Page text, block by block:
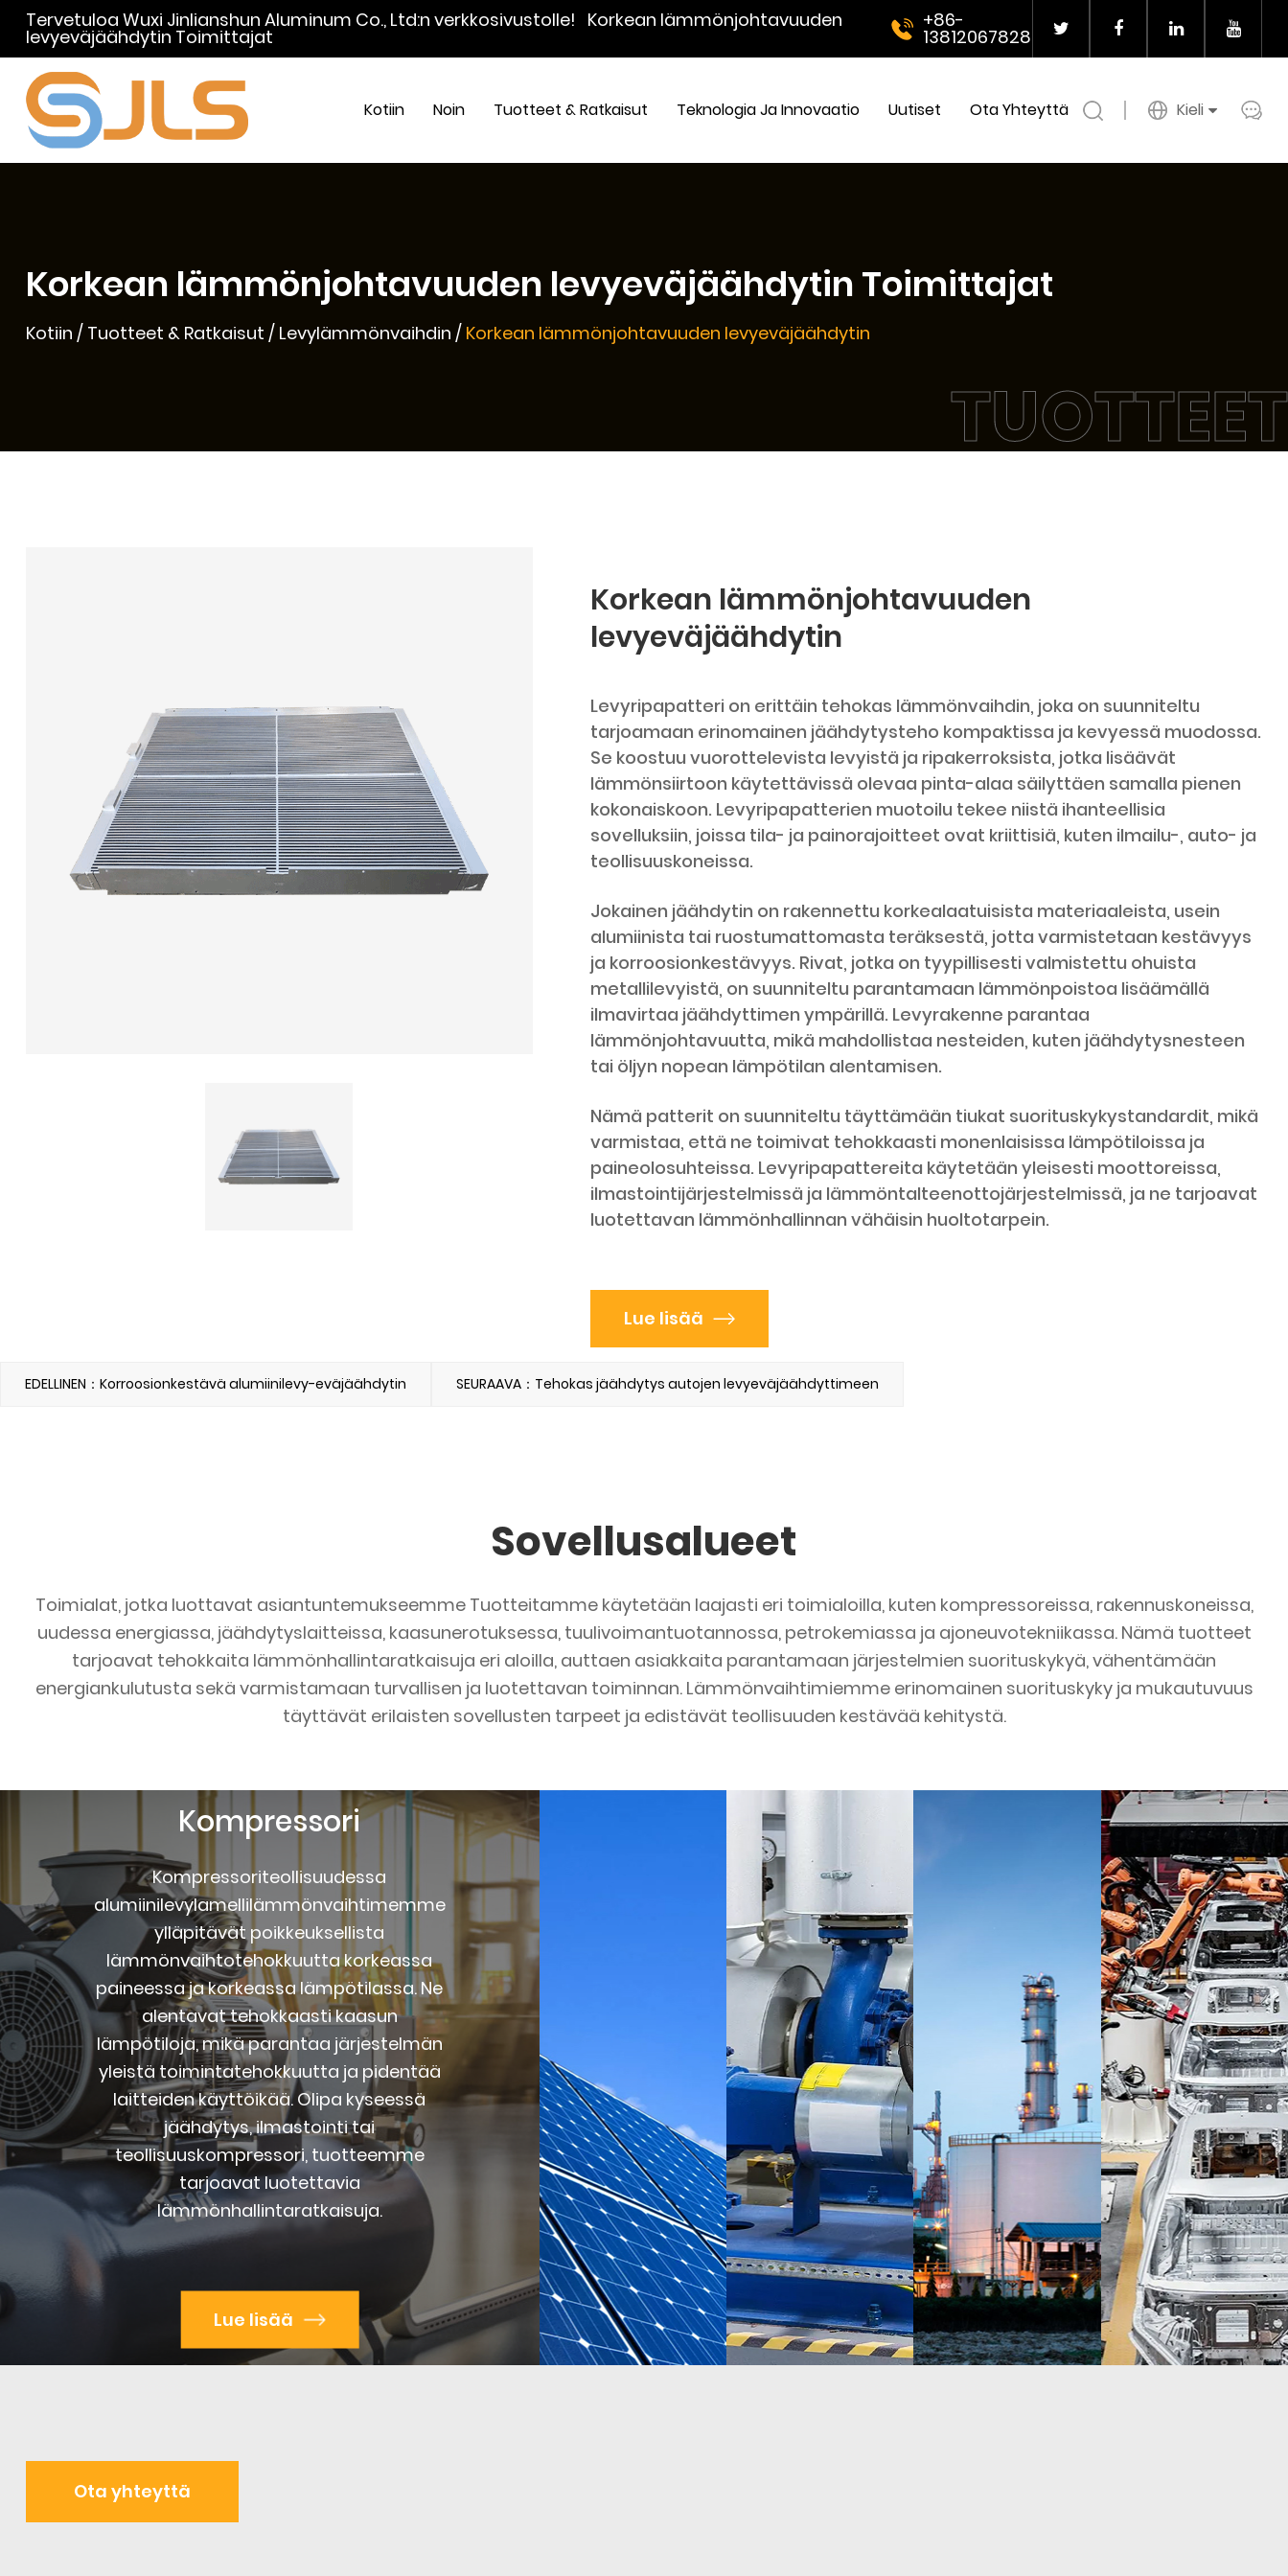
Tervetuloa Wuxi Jinlianshun Aluminum Co., Ltd:n verkkosivustolle! Korkean lämmönjohtavuuden
levyeväjäähdytin Toimittajat
+86-
13812067828
Kotiin Noin Tuotteet & Ratkaisut Teknologia Ja Innovaatio Uutiset Ota Yhteyttä Kieli
TUOTTEET
Korkean lämmönjohtavuuden levyeväjäähdytin Toimittajat
Kotiin / Tuotteet & Ratkaisut / Levylämmönvaihdin / Korkean lämmönjohtavuuden levyeväjäähdytin
Korkean lämmönjohtavuuden
levyeväjäähdytin
Levyripapatteri on erittäin tehokas lämmönvaihdin, joka on suunniteltu
tarjoamaan erinomainen jäähdytysteho kompaktissa ja kevyessä muodossa.
Se koostuu vuorottelevista levyistä ja ripakerroksista, jotka lisäävät
lämmönsiirtoon käytettävissä olevaa pinta-alaa säilyttäen samalla pienen
kokonaiskoon. Levyripapatterien muotoilu tekee niistä ihanteellisia
sovelluksiin, joissa tila- ja painorajoitteet ovat kriittisiä, kuten ilmailu-, auto- ja
teollisuuskoneissa.
Jokainen jäähdytin on rakennettu korkealaatuisista materiaaleista, usein
alumiinista tai ruostumattomasta teräksestä, jotta varmistetaan kestävyys
ja korroosionkestävyys. Rivat, jotka on tyypillisesti valmistettu ohuista
metallilevyistä, on suunniteltu parantamaan lämmönpoistoa lisäämällä
ilmavirtaa jäähdyttimen ympärillä. Levyrakenne parantaa
lämmönjohtavuutta, mikä mahdollistaa nesteiden, kuten jäähdytysnesteen
tai öljyn nopean lämpötilan alentamisen.
Nämä patterit on suunniteltu täyttämään tiukat suorituskykystandardit, mikä
varmistaa, että ne toimivat tehokkaasti monenlaisissa lämpötiloissa ja
paineolosuhteissa. Levyripapattereita käytetään yleisesti moottoreissa,
ilmastointijärjestelmissä ja lämmöntalteenottojärjestelmissä, ja ne tarjoavat
luotettavan lämmönhallinnan vähäisin huoltotarpein.
Lue lisää
EDELLINEN：Korroosionkestävä alumiinilevy-eväjäähdytin SEURAAVA：Tehokas jäähdytys autojen levyeväjäähdyttimeen
Sovellusalueet
Toimialat, jotka luottavat asiantuntemukseemme Tuotteitamme käytetään laajasti eri toimialoilla, kuten kompressoreissa, rakennuskoneissa,
uudessa energiassa, jäähdytyslaitteissa, kaasunerotuksessa, tuulivoimantuotannossa, petrokemiassa ja ajoneuvotekniikassa. Nämä tuotteet
tarjoavat tehokkaita lämmönhallintaratkaisuja eri aloilla, auttaen asiakkaita parantamaan järjestelmien suorituskykyä, vähentämään
energiankulutusta sekä varmistamaan turvallisen ja luotettavan toiminnan. Lämmönvaihtimiemme erinomainen suorituskyky ja mukautuvuus
täyttävät erilaisten sovellusten tarpeet ja edistävät teollisuuden kestävää kehitystä.
Kompressori
Kompressoriteollisuudessa
alumiinilevylamellilämmönvaihtimemme
ylläpitävät poikkeuksellista
lämmönvaihtotehokkuutta korkeassa
paineessa ja korkeassa lämpötilassa. Ne
alentavat tehokkaasti kaasun
lämpötiloja, mikä parantaa järjestelmän
yleistä toimintatehokkuutta ja pidentää
laitteiden käyttöikää. Olipa kyseessä
jäähdytys, ilmastointi tai
teollisuuskompressori, tuotteemme
tarjoavat luotettavia
lämmönhallintaratkaisuja.
Lue lisää
Ota yhteyttä